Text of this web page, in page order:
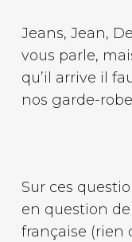
Jeans, Jean,
vous parle,
qu’il arrive il
nos garde-
Sur ces
en question de
française (rien